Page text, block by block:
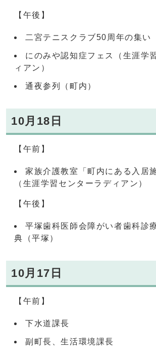
【午後】
二宮テニスクラブ50周年の集い
にのみや認知症フェス（生涯学
ィアン）
通夜参列（町内）
10月18日
【午前】
家族介護教室「町内にある入居
（生涯学習センターラディアン）
【午後】
平塚歯科医師会障がい者歯科診
典（平塚）
10月17日
【午前】
下水道課長
副町長、生活環境課長